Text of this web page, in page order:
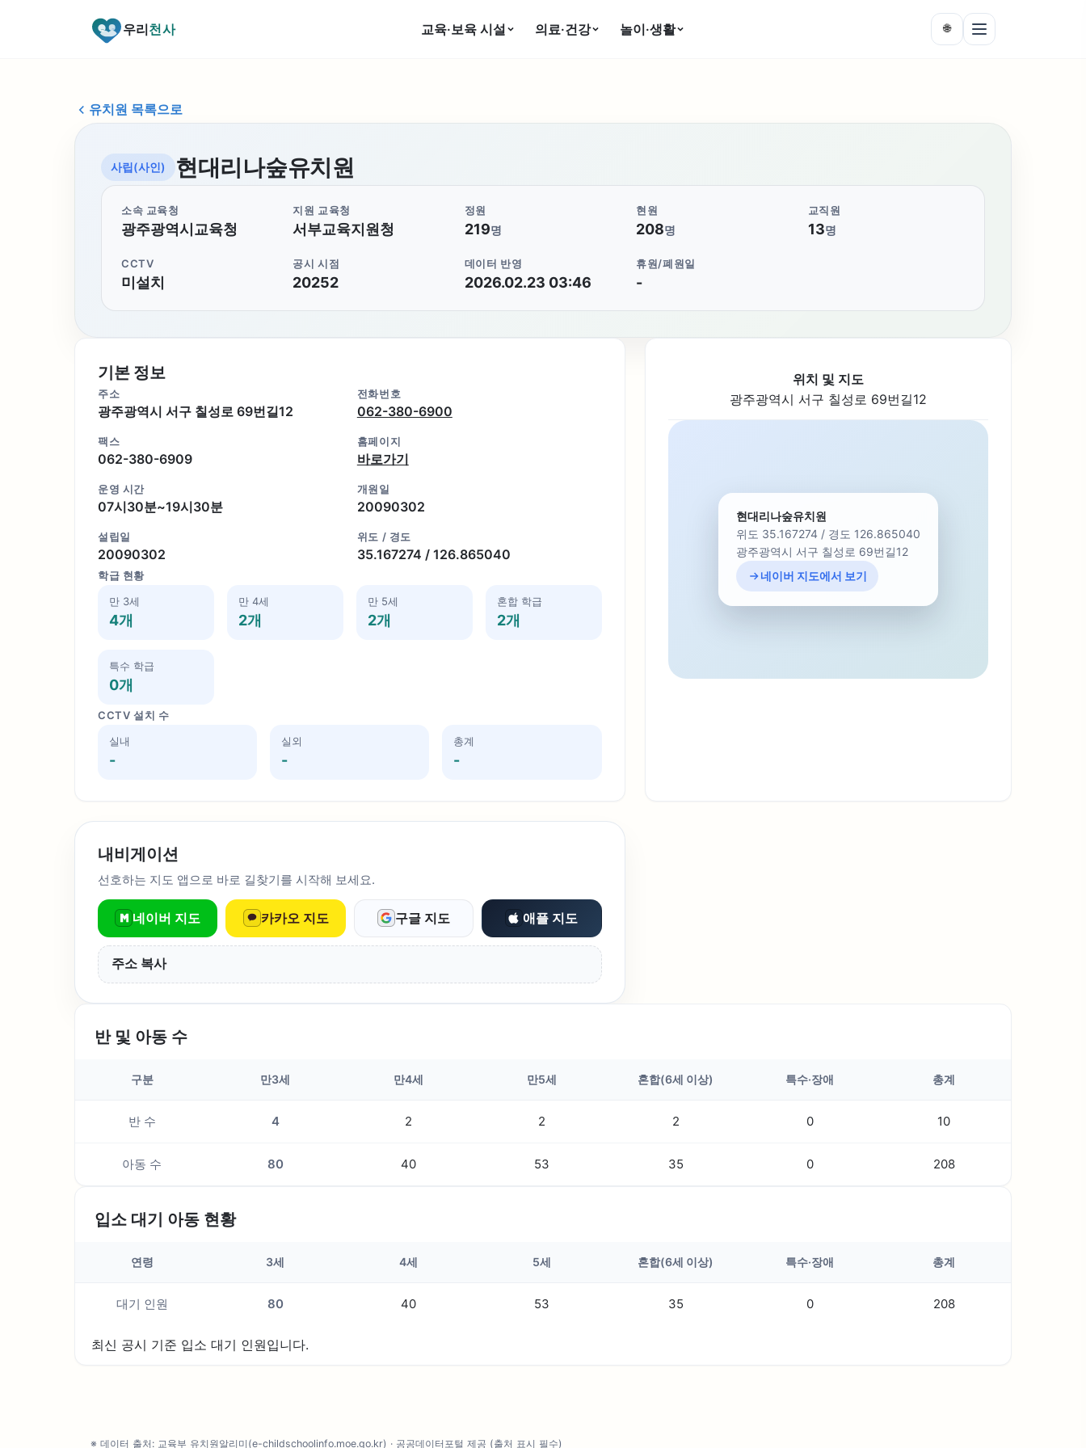
우리천사 교육·보육 시설 의료·건강 놀이·생활 🌐
유치원 목록으로
사립(사인) 현대리나숲유치원
소속 교육청
광주광역시교육청
지원 교육청
서부교육지원청
정원
219명
현원
208명
교직원
13명
CCTV
미설치
공시 시점
20252
데이터 반영
2026.02.23 03:46
휴원/폐원일
-
기본 정보
주소
광주광역시 서구 칠성로 69번길12
전화번호
062-380-6900
팩스
062-380-6909
홈페이지
바로가기
운영 시간
07시30분~19시30분
개원일
20090302
설립일
20090302
위도 / 경도
35.167274 / 126.865040
학급 현황
만 3세
4개
만 4세
2개
만 5세
2개
혼합 학급
2개
특수 학급
0개
CCTV 설치 수
실내
-
실외
-
총계
-
위치 및 지도
광주광역시 서구 칠성로 69번길12
현대리나숲유치원
위도 35.167274 / 경도 126.865040
광주광역시 서구 칠성로 69번길12
네이버 지도에서 보기
내비게이션
선호하는 지도 앱으로 바로 길찾기를 시작해 보세요.
네이버 지도 카카오 지도 구글 지도 애플 지도
주소 복사
반 및 아동 수
구분 만3세 만4세 만5세 혼합(6세 이상) 특수·장애 총계
반 수 4 2 2 2 0 10
아동 수 80 40 53 35 0 208
입소 대기 아동 현황
연령 3세 4세 5세 혼합(6세 이상) 특수·장애 총계
대기 인원 80 40 53 35 0 208
최신 공시 기준 입소 대기 인원입니다.
※ 데이터 출처: 교육부 유치원알리미(e-childschoolinfo.moe.go.kr) · 공공데이터포털 제공 (출처 표시 필수)